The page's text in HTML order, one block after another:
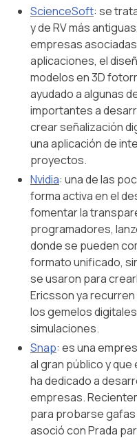
ScienceSoft: se
y de RV más
empresas
aplicaciones, el
modelos en 3D
ayudado a algunas
importantes a
crear señalización
una aplicación de
proyectos.
Nvidia: una de las
forma activa en el
fomentar la
programadores,
donde se pueden
formato unificado,
se usaron para
Ericsson ya
los gemelos
simulaciones.
Snap: es una
al gran público y
ha dedicado a
empresas.
para probarse gafas
asoció con Prada